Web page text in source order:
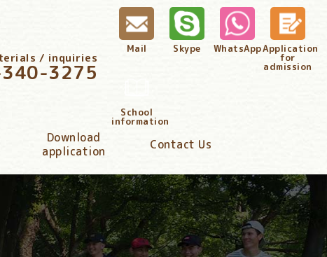
/ inquiries
3275
Mail Skype WhatsAppApplication
for
admission
School
information
Download
application
Contact Us